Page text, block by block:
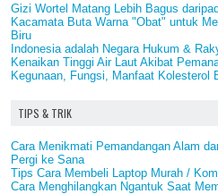
Gizi Wortel Matang Lebih Bagus
Kacamata Buta Warna "Obat" untuk
Biru
Indonesia adalah Negara Hukum &
Kenaikan Tinggi Air Laut Akibat
Kegunaan, Fungsi, Manfaat Kolesterol
TIPS & TRIK
Cara Menikmati Pemandangan Alam
Pergi ke Sana
Tips Cara Membeli Laptop Murah /
Cara Menghilangkan Ngantuk Saat